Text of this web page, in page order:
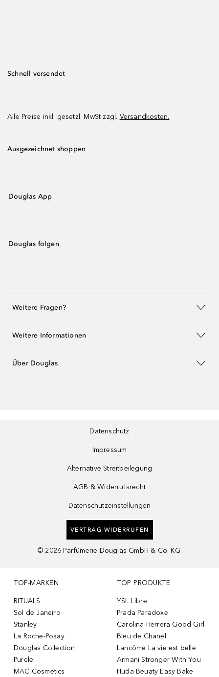
Schnell versendet
Alle Preise inkl. gesetzl. MwSt zzgl. Versandkosten.
Ausgezeichnet shoppen
Douglas App
Douglas folgen
Weitere Fragen?
Weitere Informationen
Über Douglas
Datenschutz
Impressum
Alternative Streitbeilegung
AGB & Widerrufsrecht
Datenschutzeinstellungen
VERTRAG WIDERRUFEN
© 2026 Parfümerie Douglas GmbH & Co. KG.
TOP-MARKEN
RITUALS
Sol de Janeiro
Stanley
La Roche-Posay
Douglas Collection
Purelei
MAC Cosmetics
TOP PRODUKTE
YSL Libre
Prada Paradoxe
Carolina Herrera Good Girl
Bleu de Chanel
Lancôme La vie est belle
Armani Stronger With You
Huda Beuaty Easy Bake